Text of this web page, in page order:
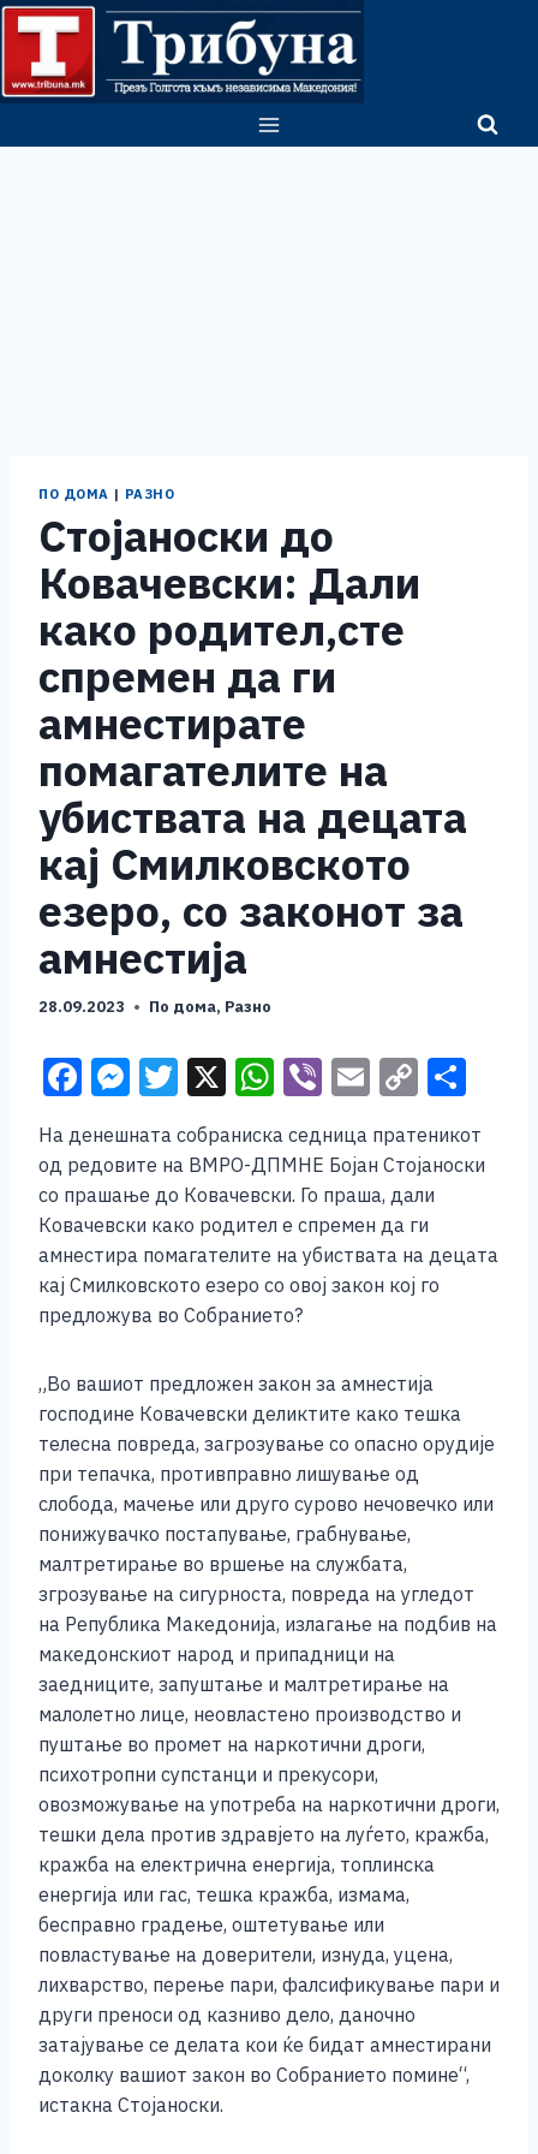
Skip
content
ПО ДОМА | РАЗНО
Стојаноски до
Ковачевски: Дали
како родител,сте
спремен да ги
амнестирате
помагателите на
убиствата на децата
кај Смилковското
езеро, со законот за
амнестија
28.09.2023 По дома, Разно
F
c
e
b
o
o
M
ss
e
n
g
er
T
wi
tt
er
X W
at
s
A
p
p
Vi
er
E
ai
l
C
p
y
Li
n
k
ar
На денешната собраниска седница пратеникот
од редовите на ВМРО-ДПМНЕ Бојан Стојаноски
со прашање до Ковачевски. Го праша, дали
Ковачевски како родител е спремен да ги
амнестира помагателите на убиствата на децата
кај Смилковското езеро со овој закон кој го
предложува во Собранието?
„Во вашиот предложен закон за амнестија
господине Ковачевски деликтите како тешка
телесна повреда, загрозување со опасно орудије
при тепачка, противправно лишување од
слобода, мачење или друго сурово нечовечко или
понижувачко постапување, грабнување,
малтретирање во вршење на службата,
згрозување на сигурноста, повреда на угледот
на Република Македонија, излагање на подбив на
македонскиот народ и припадници на
заедниците, запуштање и малтретирање на
малолетно лице, неовластено производство и
пуштање во промет на наркотични дроги,
психотропни супстанци и прекусори,
овозможување на употреба на наркотични дроги,
тешки дела против здравјето на луѓето, кражба,
кражба на електрична енергија, топлинска
енергија или гас, тешка кражба, измама,
бесправно градење, оштетување или
повластување на доверители, изнуда, уцена,
лихварство, перење пари, фалсификување пари и
други преноси од казниво дело, даночно
затајување се делата кои ќе бидат амнестирани
доколку вашиот закон во Собранието помине“,
истакна Стојаноски.